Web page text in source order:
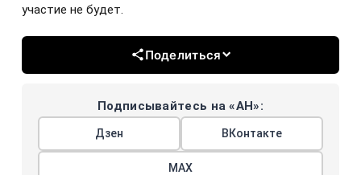
участие не будет.
Поделиться
Подписывайтесь на «АН»:
Дзен ВКонтакте
МАХ